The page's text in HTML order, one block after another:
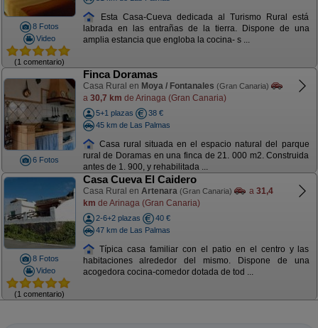
8 Fotos
Video
(1 comentario)
Esta Casa-Cueva dedicada al Turismo Rural está
labrada en las entrañas de la tierra. Dispone de una
amplia estancia que engloba la cocina- s ...
6 Fotos
Finca Doramas
Casa Rural en Moya / Fontanales (Gran Canaria)
a 30,7 km de Arinaga (Gran Canaria)
5+1 plazas
38 €
45 km de Las Palmas
Casa rural situada en el espacio natural del parque
rural de Doramas en una finca de 21. 000 m2. Construida
antes de 1. 900, y rehabilitada ...
8 Fotos
Video
(1 comentario)
Casa Cueva El Caidero
Casa Rural en Artenara (Gran Canaria) a 31,4
km de Arinaga (Gran Canaria)
2-6+2 plazas
40 €
47 km de Las Palmas
Típica casa familiar con el patio en el centro y las
habitaciones alrededor del mismo. Dispone de una
acogedora cocina-comedor dotada de tod ...